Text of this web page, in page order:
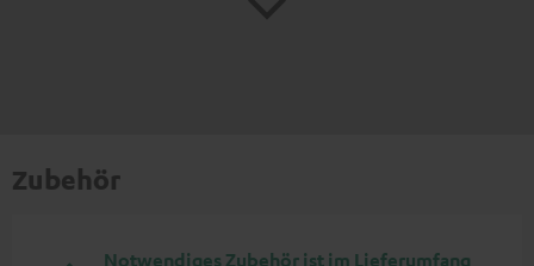
Zubehör
Notwendiges Zubehör ist im Lieferumfang